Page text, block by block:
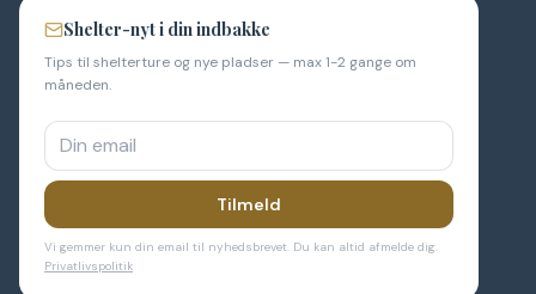
Shelter-nyt i din indbakke
Tips til shelterture og nye pladser — max 1-2 gange om
måneden.
Tilmeld
Vi gemmer kun din email til nyhedsbrevet. Du kan altid afmelde dig.
Privatlivspolitik